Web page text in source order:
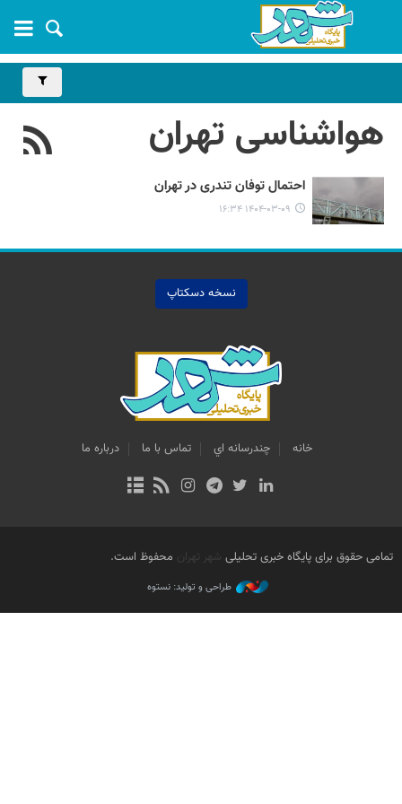
هواشناسی تهران
احتمال توفان تندری در تهران
۱۴۰۴-۰۳-۰۹ ۱۶:۳۴
نسخه دسکتاپ
خانه چندرسانه اي تماس با ما درباره ما
تمامی حقوق برای پایگاه خبری تحلیلی شهر تهران محفوظ است.
طراحی و تولید: نستوه